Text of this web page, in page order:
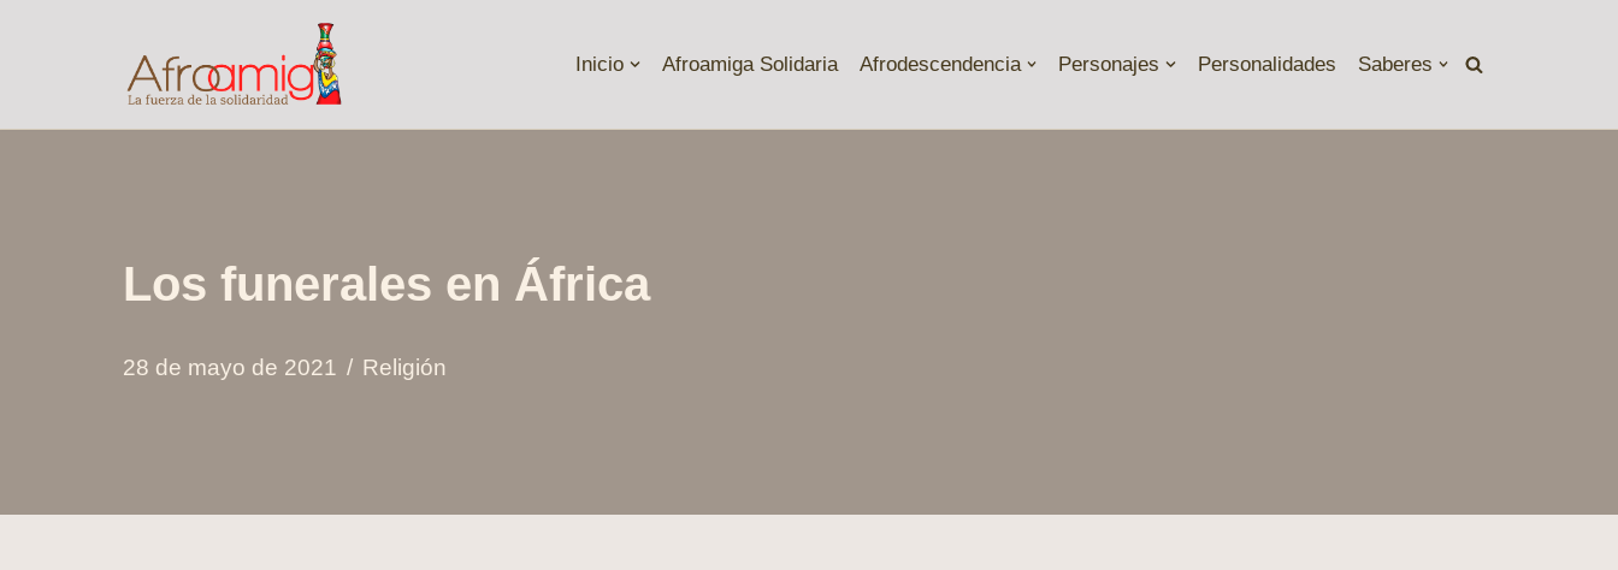
Inicio Afroamiga Solidaria Afrodescendencia Personajes Personalidades Saberes
Los funerales en África
28 de mayo de 2021 Religión